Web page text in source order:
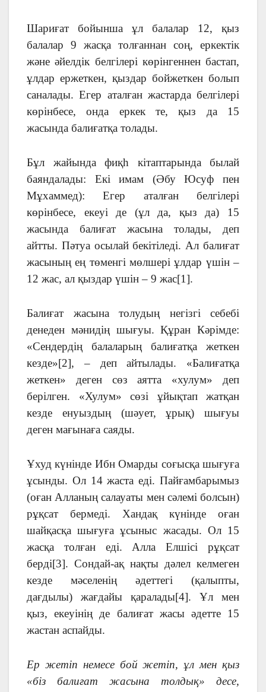
Шариғат бойынша ұл балалар 12, қыз
балалар 9 жасқа толғаннан соң, еркектік
және әйелдік белгілері көрінгеннен бастап,
ұлдар ержеткен, қыздар бойжеткен болып
саналады. Егер аталған жастарда белгілері
көрінбесе, онда еркек те, қыз да 15
жасында балиғатқа толады.
Бұл жайында фиқһ кітаптарында былай
баяндалады: Екі имам (Әбу Юсуф пен
Мұхаммед): Егер аталған белгілері
көрінбесе, екеуі де (ұл да, қыз да) 15
жасында балиғат жасына толады, деп
айтты. Пәтуа осылай бекітіледі. Ал балиғат
жасының ең төменгі мөлшері ұлдар үшін –
12 жас, ал қыздар үшін – 9 жас[1].
Балиғат жасына толудың негізгі себебі
денеден мәнидің шығуы. Құран Кәрімде:
«Сендердің балаларың балиғатқа жеткен
кезде»[2], – деп айтылады. «Балиғатқа
жеткен» деген сөз аятта «хулум» деп
берілген. «Хулум» сөзі ұйықтап жатқан
кезде енуыздың (шәует, ұрық) шығуы
деген мағынаға саяды.
Ұхуд күнінде Ибн Омарды соғысқа шығуға
ұсынды. Ол 14 жаста еді. Пайғамбарымыз
(оған Алланың салауаты мен сәлемі болсын)
рұқсат бермеді. Хандақ күнінде оған
шайқасқа шығуға ұсыныс жасады. Ол 15
жасқа толған еді. Алла Елшісі рұқсат
берді[3]. Сондай-ақ нақты дәлел келмеген
кезде мәселенің әдеттегі (қалыпты,
дағдылы) жағдайы қаралады[4]. Ұл мен
қыз, екеуінің де балиғат жасы әдетте 15
жастан аспайды.
Ер жетіп немесе бой жетіп, ұл мен қыз
«біз балиғат жасына толдық» десе,